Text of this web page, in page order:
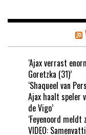
‘Ajax verrast
Goretzka (31)’
‘Shaqueel van
Ajax haalt speler
de Vigo’
‘Feyenoord
VIDEO: